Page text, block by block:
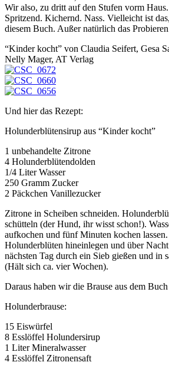
Wir also, zu dritt auf den Stufen vorm
Spritzend. Kichernd. Nass. Vielleicht ist
diesem Buch. Außer natürlich das
“Kinder kocht” von Claudia Seifert, Gesa
Nelly Mager, AT Verlag
Und hier das Rezept:
Holunderblütensirup aus “Kinder kocht”
1 unbehandelte Zitrone
4 Holunderblütendolden
1/4 Liter Wasser
250 Gramm Zucker
2 Päckchen Vanillezucker
Zitrone in Scheiben schneiden.
schütteln (der Hund, ihr wisst schon!).
aufkochen und fünf Minuten kochen
Holunderblüten hineinlegen und über
nächsten Tag durch ein Sieb gießen und in
(Hält sich ca. vier Wochen).
Daraus haben wir die Brause aus dem
Holunderbrause:
15 Eiswürfel
8 Esslöffel Holundersirup
1 Liter Mineralwasser
4 Esslöffel Zitronensaft